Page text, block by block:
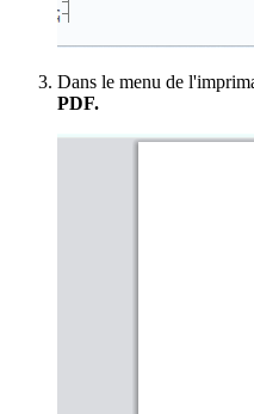
Dans le menu de
PDF.